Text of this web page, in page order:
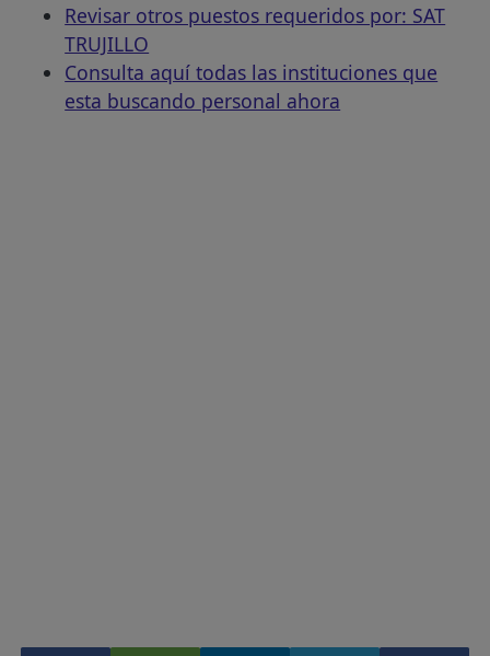
Revisar otros puestos requeridos por: SAT
TRUJILLO
Consulta aquí todas las instituciones que
esta buscando personal ahora